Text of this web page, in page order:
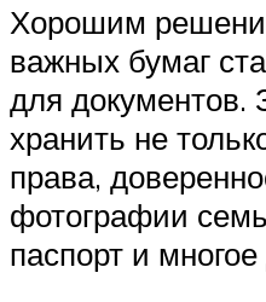
Хорошим
важных бумаг
для документов.
хранить не
права,
фотографии
паспорт и многое